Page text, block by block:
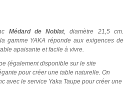
Médard de Noblat, diamètre 21,5 cm.
gamme YAKA réponde aux exigences de
apaisante et facile à vivre.
(également disponible sur le site
pour créer une table naturelle. On
avec le service Yaka Taupe pour créer une